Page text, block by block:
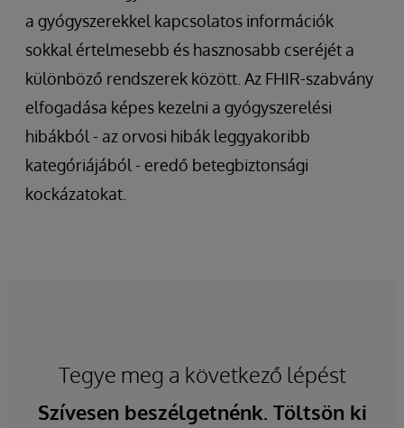
a gyógyszerekkel kapcsolatos információk
sokkal értelmesebb és hasznosabb cseréjét a
különböző rendszerek között. Az FHIR-szabvány
elfogadása képes kezelni a gyógyszerelési
hibákból - az orvosi hibák leggyakoribb
kategóriájából - eredő betegbiztonsági
kockázatokat.
Tegye meg a következő lépést
Szívesen beszélgetnénk. Töltsön ki